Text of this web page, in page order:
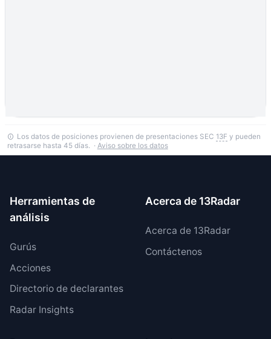
Los datos de posiciones provienen de presentaciones SEC 13F y pueden
retrasarse hasta 45 días. · Aviso sobre los datos
Herramientas de
análisis
Gurús
Acciones
Directorio de declarantes
Radar Insights
Acerca de 13Radar
Acerca de 13Radar
Contáctenos